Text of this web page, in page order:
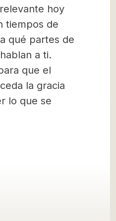
hoy
tiempos de
qué partes de
a ti.
que el
la gracia
lo que se